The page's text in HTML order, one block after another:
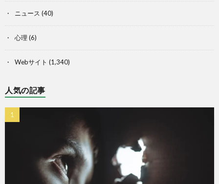
ニュース (40)
心理 (6)
Webサイト (1,340)
人気の記事